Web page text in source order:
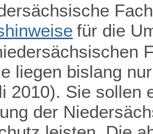
für die
liegen bislang
2010). Sie sollen
der